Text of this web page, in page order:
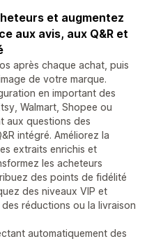
et augmentez
aux avis, aux Q&R et
après chaque achat, puis
de votre marque.
en important des
Walmart, Shopee ou
aux questions des
intégré. Améliorez la
extraits enrichis et
les acheteurs
des points de fidélité
des niveaux VIP et
réductions ou la livraison
automatiquement des